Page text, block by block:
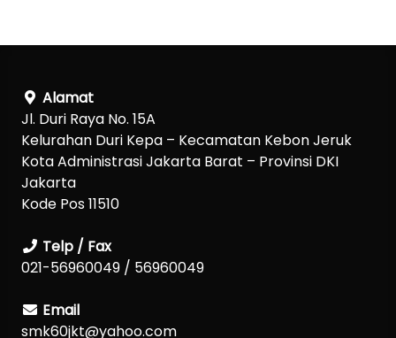
Alamat
Jl. Duri Raya No. 15A
Kelurahan Duri Kepa – Kecamatan Kebon Jeruk
Kota Administrasi Jakarta Barat – Provinsi DKI
Jakarta
Kode Pos 11510
Telp / Fax
021-56960049 / 56960049
Email
smk60jkt@yahoo.com